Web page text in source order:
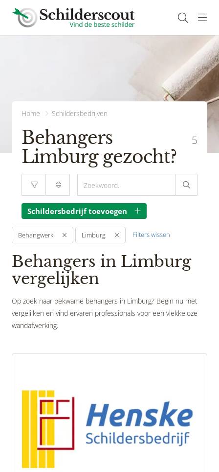
Home Schildersbedrijven
Behangers
Limburg gezocht?
5
Schildersbedrijf toevoegen
Behangwerk Limburg Filters wissen
Behangers in Limburg
vergelijken
Op zoek naar bekwame behangers in Limburg? Begin nu met
vergelijken en vind ervaren professionals voor een vlekkeloze
wandafwerking.